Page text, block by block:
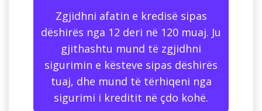
Zgjidhni afatin e kredisë sipas
dëshirës nga 12 deri në 120 muaj. Ju
gjithashtu mund të zgjidhni
sigurimin e kësteve sipas dëshirës
tuaj, dhe mund të tërhiqeni nga
sigurimi i kreditit në çdo kohë.